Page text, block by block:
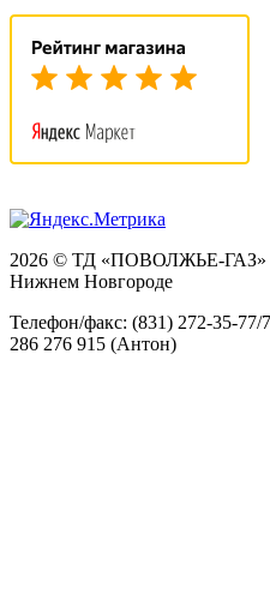
2026 © ТД «ПОВОЛЖЬЕ-ГАЗ» -
Нижнем Новгороде
Телефон/факс: (831) 272-35-
286 276 915 (Антон)